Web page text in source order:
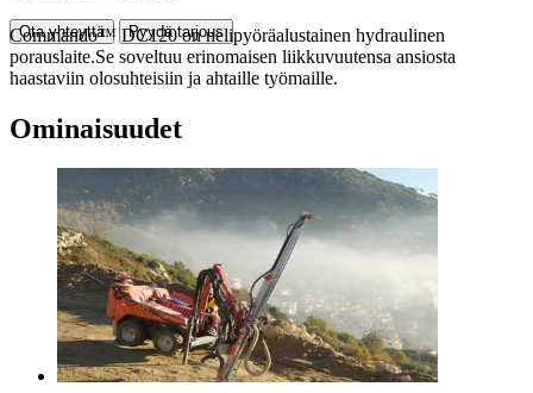
Ota yhteyttä Pyydä tarjous
Commando™ DC120 on nelipyöräalustainen hydraulinen
porauslaite.Se soveltuu erinomaisen liikkuvuutensa ansiosta
haastaviin olosuhteisiin ja ahtaille työmaille.
Ominaisuudet